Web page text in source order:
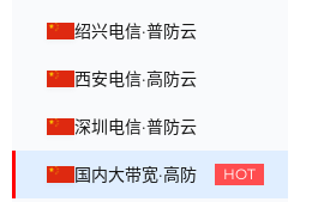
绍兴电信·普防云
西安电信·高防云
深圳电信·普防云
国内大带宽·高防 HOT